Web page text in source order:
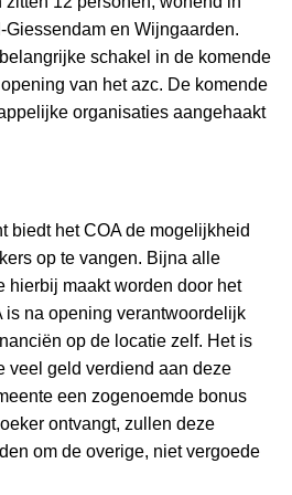
en Wijngaarden.
schakel in de komende
van het azc. De komende
organisaties aangehaakt
biedt het COA de mogelijkheid
op te vangen. Bijna alle
hierbij maakt worden door het
is na opening verantwoordelijk
op de locatie zelf. Het is
veel geld verdiend aan deze
een zogenoemde bonus
ontvangt, zullen deze
om de overige, niet vergoede